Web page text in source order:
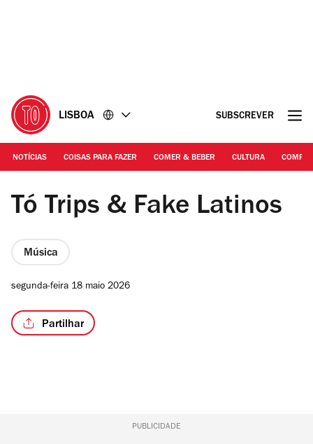
LISBOA SUBSCREVER
NOTÍCIAS COISAS PARA FAZER COMER & BEBER CULTURA
©Raquel Castro | Tó Trips
Tó Trips & Fake Latinos
Música
segunda-feira 18 maio 2026
Partilhar
PUBLICIDADE